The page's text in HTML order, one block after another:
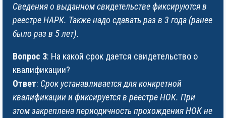
Сведения о выданном свидетельстве фиксируются в
реестре НАРК. Также надо сдавать раз в 3 года (ранее
было раз в 5 лет).
Вопрос 3: На какой срок дается свидетельство о
квалификации?
Ответ: Срок устанавливается для конкретной
квалификации и фиксируется в реестре НОК. При
этом закреплена периодичность прохождения НОК не